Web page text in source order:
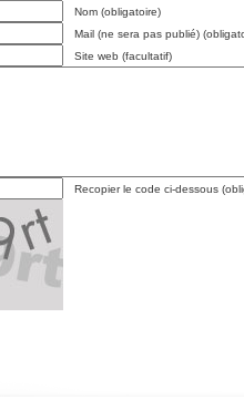
Nom (obligatoire)
Mail (ne sera pas publié)
Site web (facultatif)
Recopier le code ci-dessous